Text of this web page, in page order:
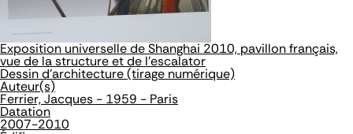
Exposition universelle de Shanghai 2010, pavillon français,
vue de la structure et de l'escalator
Dessin d'architecture (tirage numérique)
Auteur(s)
Ferrier, Jacques - 1959 - Paris
Datation
2007-2010